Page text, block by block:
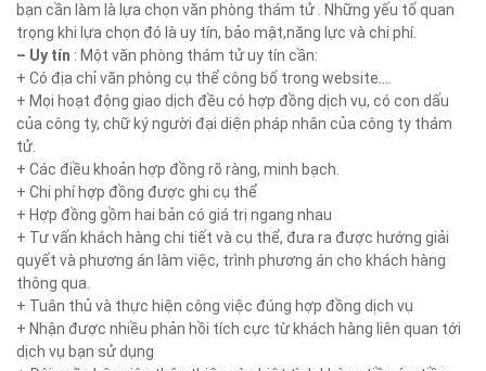
bạn cần làm là lựa chọn văn phòng thám tử . Những yếu tố quan
trọng khi lựa chọn đó là uy tín, bảo mật,năng lực và chi phí.
– Uy tín : Một văn phòng thám tử uy tín cần:
+ Có địa chỉ văn phòng cụ thể công bố trong website….
+ Mọi hoạt động giao dịch đều có hợp đồng dịch vụ, có con dấu
của công ty, chữ ký người đại diện pháp nhân của công ty thám
tử.
+ Các điều khoản hợp đồng rõ ràng, minh bạch.
+ Chi phí hợp đồng được ghi cụ thể
+ Hợp đồng gồm hai bản có giá trị ngang nhau
+ Tư vấn khách hàng chi tiết và cụ thể, đưa ra được hướng giải
quyết và phương án làm việc, trình phương án cho khách hàng
thông qua.
+ Tuân thủ và thực hiện công việc đúng hợp đồng dịch vụ
+ Nhận được nhiều phản hồi tích cực từ khách hàng liên quan tới
dịch vụ bạn sử dụng